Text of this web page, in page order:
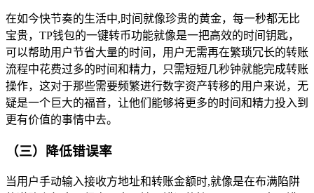
在如今快节奏的生活中,时间就像珍贵的黄金，每一秒都无比
宝贵，TP钱包的一键转币功能就像是一把高效的时间钥匙，
可以帮助用户节省大量的时间，用户无需再在繁琐冗长的转账
流程中花费过多的时间和精力，只需短短几秒钟就能完成转账
操作，这对于那些需要频繁进行数字资产转移的用户来说，无
疑是一个巨大的福音，让他们能够将更多的时间和精力投入到
更有价值的事情中去。
（三）降低错误率
当用户手动输入接收方地址和转账金额时,就像是在布满陷阱